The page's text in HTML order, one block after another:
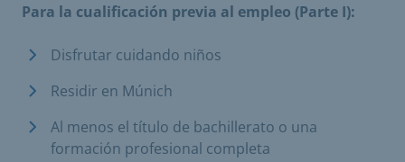
Para la cualificación previa al empleo (Parte I):
Disfrutar cuidando niños
Residir en Múnich
Al menos el título de bachillerato o una
formación profesional completa